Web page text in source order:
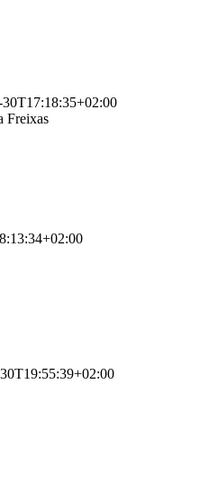
30T17:18:35+02:00